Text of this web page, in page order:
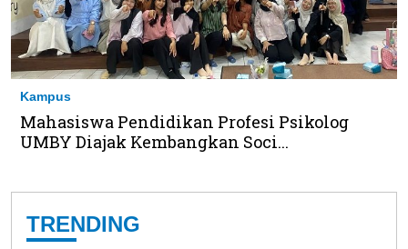
Kampus
Mahasiswa Pendidikan Profesi Psikolog
UMBY Diajak Kembangkan Soci...
TRENDING